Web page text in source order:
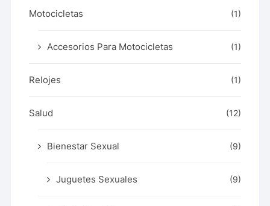
Motocicletas (1)
Accesorios Para Motocicletas (1)
Relojes (1)
Salud (12)
Bienestar Sexual (9)
Juguetes Sexuales (9)